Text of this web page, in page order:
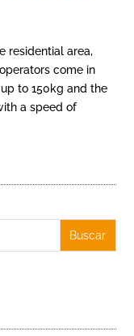
residential area,
come in
to 150kg and the
a speed of